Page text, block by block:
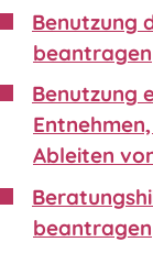
Benutzung
beantragen
Benutzung
Ableiten
beantragen